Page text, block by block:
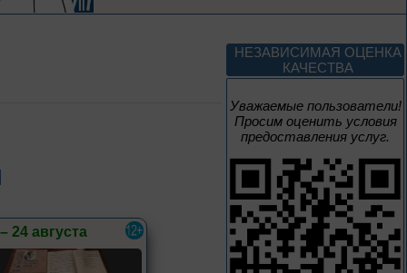
24 августа
НЕЗАВИСИМАЯ ОЦЕНКА
КАЧЕСТВА
Уважаемые пользователи!
Просим оценить условия
предоставления услуг.
Творец и муза
Цикл выставок литературы
4 – 14 августа
В борьбе против
нацизма мы были
вместе
Великая Победа народов
многонациональной страны